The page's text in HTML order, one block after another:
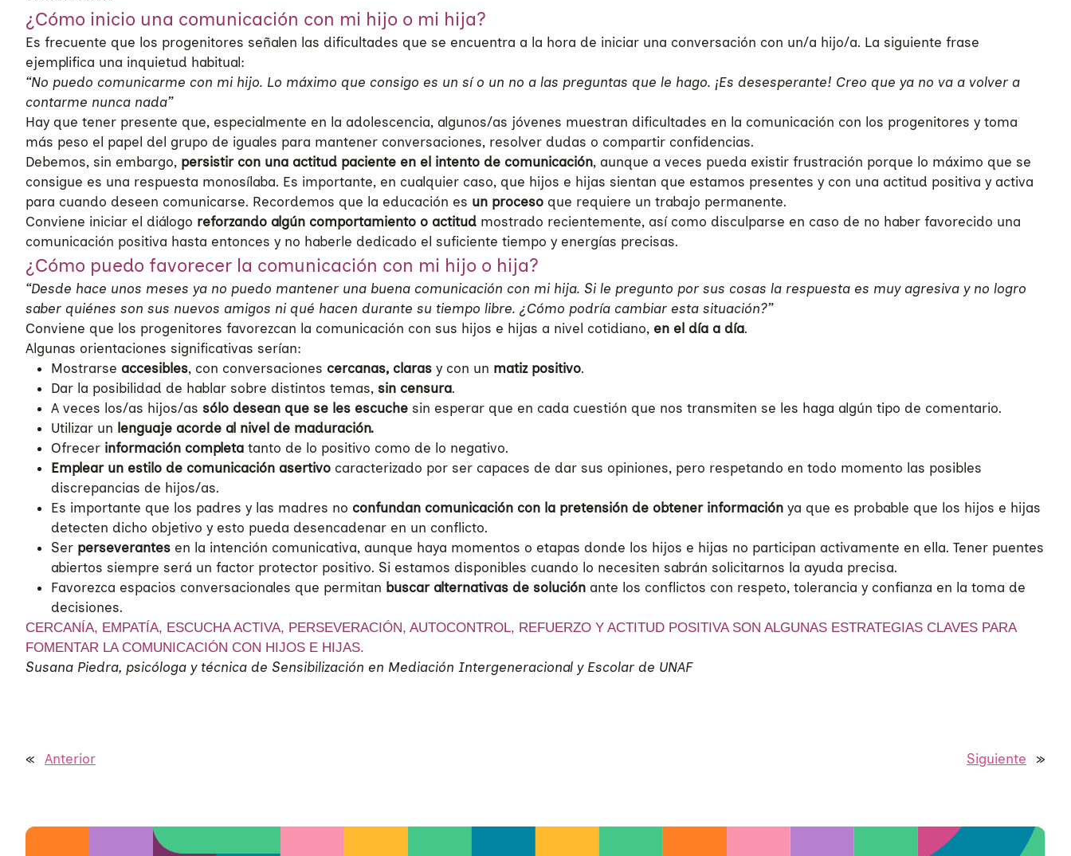
Trabajo en red
Eventos
Hazte voluntaria/o
¿Cómo inicio una comunicación con mi hijo o mi hija?
Es frecuente que los progenitores señalen las dificultades que se encuentra a la hora de iniciar una conversación con un/a hijo/a. La siguiente frase
ejemplifica una inquietud habitual:
“No puedo comunicarme con mi hijo. Lo máximo que consigo es un sí o un no a las preguntas que le hago. ¡Es desesperante! Creo que ya no va a volver a
contarme nunca nada”
Hay que tener presente que, especialmente en la adolescencia, algunos/as jóvenes muestran dificultades en la comunicación con los progenitores y toma
más peso el papel del grupo de iguales para mantener conversaciones, resolver dudas o compartir confidencias.
Debemos, sin embargo, persistir con una actitud paciente en el intento de comunicación, aunque a veces pueda existir frustración porque lo máximo que se
consigue es una respuesta monosílaba. Es importante, en cualquier caso, que hijos e hijas sientan que estamos presentes y con una actitud positiva y activa
para cuando deseen comunicarse. Recordemos que la educación es un proceso que requiere un trabajo permanente.
Conviene iniciar el diálogo reforzando algún comportamiento o actitud mostrado recientemente, así como disculparse en caso de no haber favorecido una
comunicación positiva hasta entonces y no haberle dedicado el suficiente tiempo y energías precisas.
¿Cómo puedo favorecer la comunicación con mi hijo o hija?
“Desde hace unos meses ya no puedo mantener una buena comunicación con mi hija. Si le pregunto por sus cosas la respuesta es muy agresiva y no logro
saber quiénes son sus nuevos amigos ni qué hacen durante su tiempo libre. ¿Cómo podría cambiar esta situación?”
Conviene que los progenitores favorezcan la comunicación con sus hijos e hijas a nivel cotidiano, en el día a día.
Algunas orientaciones significativas serían:
Mostrarse accesibles, con conversaciones cercanas, claras y con un matiz positivo.
Dar la posibilidad de hablar sobre distintos temas, sin censura.
A veces los/as hijos/as sólo desean que se les escuche sin esperar que en cada cuestión que nos transmiten se les haga algún tipo de comentario.
Utilizar un lenguaje acorde al nivel de maduración.
Ofrecer información completa tanto de lo positivo como de lo negativo.
Emplear un estilo de comunicación asertivo caracterizado por ser capaces de dar sus opiniones, pero respetando en todo momento las posibles
discrepancias de hijos/as.
Es importante que los padres y las madres no confundan comunicación con la pretensión de obtener información ya que es probable que los hijos e hijas
detecten dicho objetivo y esto pueda desencadenar en un conflicto.
Ser perseverantes en la intención comunicativa, aunque haya momentos o etapas donde los hijos e hijas no participan activamente en ella. Tener puentes
abiertos siempre será un factor protector positivo. Si estamos disponibles cuando lo necesiten sabrán solicitarnos la ayuda precisa.
Favorezca espacios conversacionales que permitan buscar alternativas de solución ante los conflictos con respeto, tolerancia y confianza en la toma de
decisiones.
CERCANÍA, EMPATÍA, ESCUCHA ACTIVA, PERSEVERACIÓN, AUTOCONTROL, REFUERZO Y ACTITUD POSITIVA SON ALGUNAS ESTRATEGIAS CLAVES PARA
FOMENTAR LA COMUNICACIÓN CON HIJOS E HIJAS.
Susana Piedra, psicóloga y técnica de Sensibilización en Mediación Intergeneracional y Escolar de UNAF
« Anterior Siguiente »